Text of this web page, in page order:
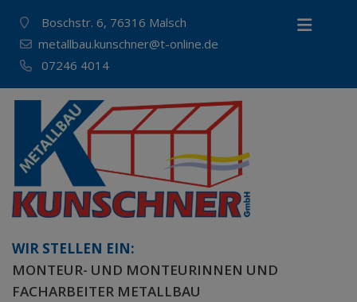
Boschstr. 6, 76316 Malsch
metallbau.kunschner@t-online.de
07246 4014
WIR STELLEN EIN:
MONTEUR- UND MONTEURINNEN UND
FACHARBEITER METALLBAU